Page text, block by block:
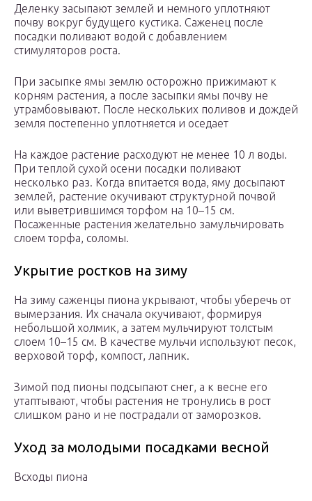
Деленку засыпают землей и немного уплотняют
почву вокруг будущего кустика. Саженец после
посадки поливают водой с добавлением
стимуляторов роста.
При засыпке ямы землю осторожно прижимают к
корням растения, а после засыпки ямы почву не
утрамбовывают. После нескольких поливов и дождей
земля постепенно уплотняется и оседает
На каждое растение расходуют не менее 10 л воды.
При теплой сухой осени посадки поливают
несколько раз. Когда впитается вода, яму досыпают
землей, растение окучивают структурной почвой
или выветрившимся торфом на 10–15 см.
Посаженные растения желательно замульчировать
слоем торфа, соломы.
Укрытие ростков на зиму
На зиму саженцы пиона укрывают, чтобы уберечь от
вымерзания. Их сначала окучивают, формируя
небольшой холмик, а затем мульчируют толстым
слоем 10–15 см. В качестве мульчи используют песок,
верховой торф, компост, лапник.
Зимой под пионы подсыпают снег, а к весне его
утаптывают, чтобы растения не тронулись в рост
слишком рано и не пострадали от заморозков.
Уход за молодыми посадками весной
Всходы пиона